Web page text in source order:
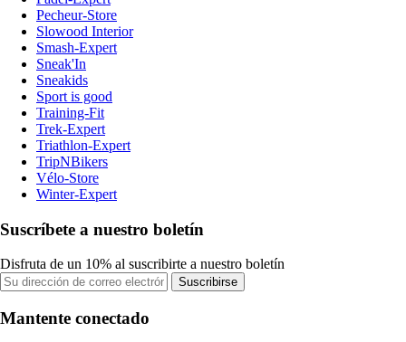
Pecheur-Store
Slowood Interior
Smash-Expert
Sneak'In
Sneakids
Sport is good
Training-Fit
Trek-Expert
Triathlon-Expert
TripNBikers
Vélo-Store
Winter-Expert
Suscríbete a nuestro boletín
Disfruta de un 10% al suscribirte a nuestro boletín
Suscribirse
Mantente conectado